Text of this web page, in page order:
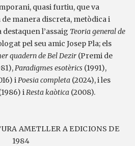
quasi furtiu, que va
manera discreta, metòdica i
l’assaig Teoria general de
pel seu amic Josep Pla; els
quadern de Bel Dezir (Premi de
Paradigmes esotèrics (1991),
i Poesia completa (2024), i les
i Resta kaòtica (2008).
AMETLLER A EDICIONS DE
1984